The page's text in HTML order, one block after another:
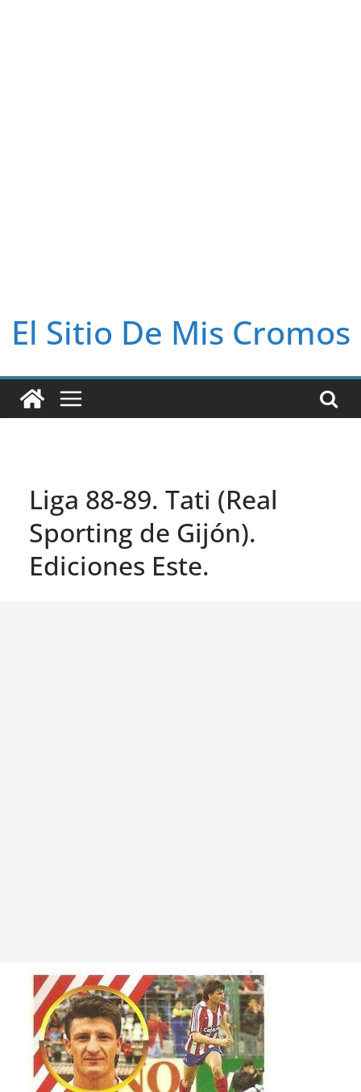
El Sitio De Mis Cromos
Liga 88-89. Tati (Real
Sporting de Gijón).
Ediciones Este.